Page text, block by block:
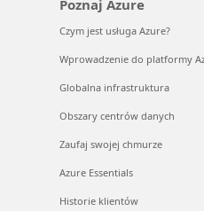
Poznaj Azure
Czym jest usługa Azure?
Wprowadzenie do platformy
Globalna infrastruktura
Obszary centrów danych
Zaufaj swojej chmurze
Azure Essentials
Historie klientów